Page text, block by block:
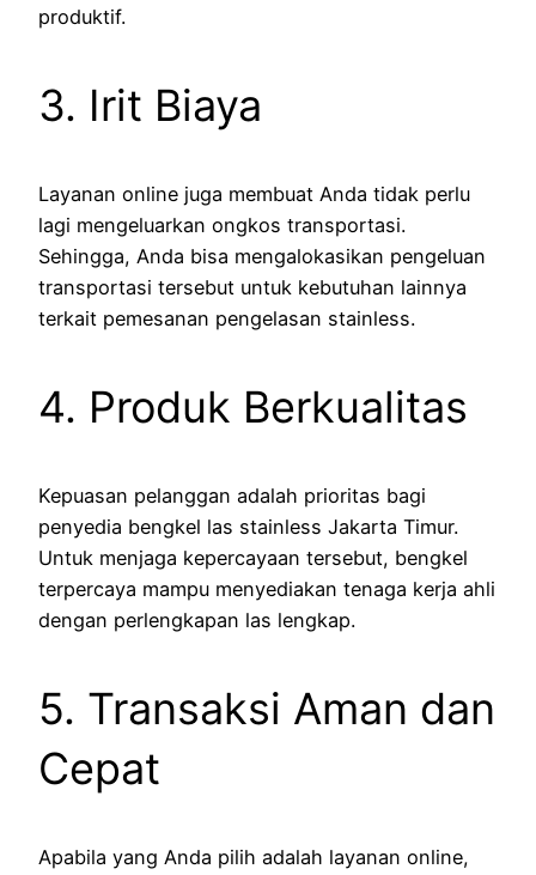
produktif.
3. Irit Biaya
Layanan online juga membuat Anda tidak perlu
lagi mengeluarkan ongkos transportasi.
Sehingga, Anda bisa mengalokasikan pengeluan
transportasi tersebut untuk kebutuhan lainnya
terkait pemesanan pengelasan stainless.
4. Produk Berkualitas
Kepuasan pelanggan adalah prioritas bagi
penyedia bengkel las stainless Jakarta Timur.
Untuk menjaga kepercayaan tersebut, bengkel
terpercaya mampu menyediakan tenaga kerja ahli
dengan perlengkapan las lengkap.
5. Transaksi Aman dan
Cepat
Apabila yang Anda pilih adalah layanan online,